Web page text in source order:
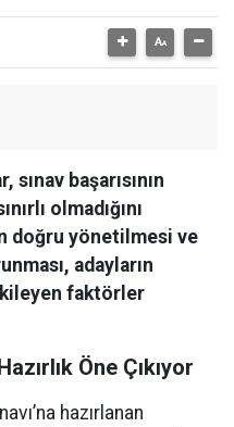
sınav başarısının
olmadığını
doğru yönetilmesi ve
adayların
faktörler
Öne Çıkıyor
hazırlanan